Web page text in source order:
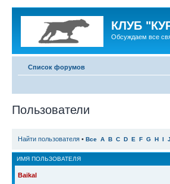
КЛУБ
Обсуждаем все
Список форумов
Пользователи
Найти пользователя • Все A B C D E F G H I J
ИМЯ ПОЛЬЗОВАТЕЛЯ
Baikal